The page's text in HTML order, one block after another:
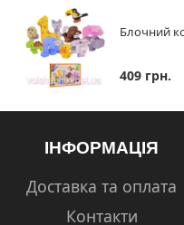
Блочний
409 грн.
ІНФОРМАЦІЯ
Доставка та оплата
Контакти